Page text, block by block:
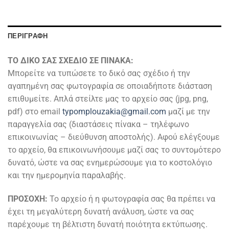
ΠΕΡΙΓΡΑΦΉ
ΤΟ ΔΙΚΟ ΣΑΣ ΣΧΕΔΙΟ ΣΕ ΠΙΝΑΚΑ:
Μπορείτε να τυπώσετε το δικό σας σχέδιο ή την
αγαπημένη σας φωτογραφία σε οποιαδήποτε διάσταση
επιθυμείτε. Απλά στείλτε μας το αρχείο σας (jpg, png,
pdf) στο email typomplouzakia@gmail.com μαζί με την
παραγγελία σας (διαστάσεις πίνακα – τηλέφωνο
επικοινωνίας – διεύθυνση αποστολής). Αφού ελέγξουμε
το αρχείο, θα επικοινωνήσουμε μαζί σας το συντομότερο
δυνατό, ώστε να σας ενημερώσουμε για το κοστολόγιο
και την ημερομηνία παραλαβής.
ΠΡΟΣΟΧΗ: Το αρχείο ή η φωτογραφία σας θα πρέπει να
έχει τη μεγαλύτερη δυνατή ανάλυση, ώστε να σας
παρέχουμε τη βέλτιστη δυνατή ποιότητα εκτύπωσης.